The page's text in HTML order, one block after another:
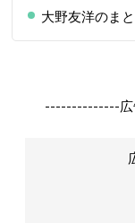
大野友洋のま
--------------広